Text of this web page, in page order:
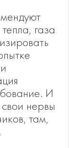
газа
И
нервы
там,